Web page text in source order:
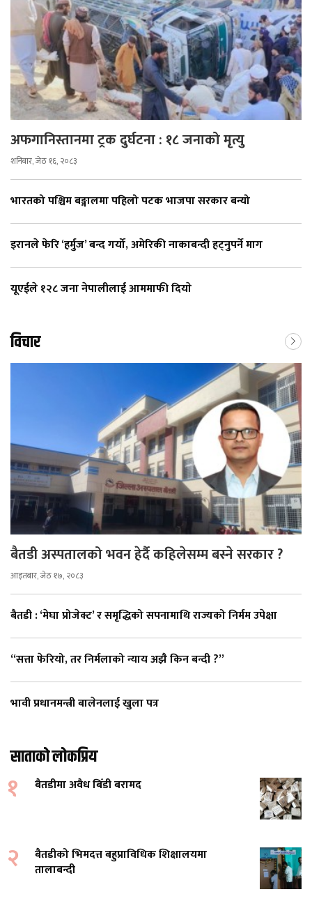
अफगानिस्तानमा ट्रक दुर्घटना : १८ जनाको मृत्यु
शनिबार, जेठ १६, २०८३
भारतको पश्चिम बङ्गालमा पहिलो पटक भाजपा सरकार बन्यो
इरानले फेरि ‘हर्मुज’ बन्द गर्यो, अमेरिकी नाकाबन्दी हट्नुपर्ने माग
यूएईले १२८ जना नेपालीलाई आममाफी दियाे
विचार
बैतडी अस्पतालको भवन हेर्दै कहिलेसम्म बस्ने सरकार ?
आइतबार, जेठ १७, २०८३
बैतडी : ‘मेघा प्रोजेक्ट’ र समृद्धिको सपनामाथि राज्यको निर्मम उपेक्षा
“सत्ता फेरियो, तर निर्मलाको न्याय अझै किन बन्दी ?”
भावी प्रधानमन्त्री बालेनलाई खुला पत्र
साताको लोकप्रिय
१ बैतडीमा अवैध बिँडी बरामद
२
बैतडीको भिमदत्त बहुप्राविधिक शिक्षालयमा
तालाबन्दी